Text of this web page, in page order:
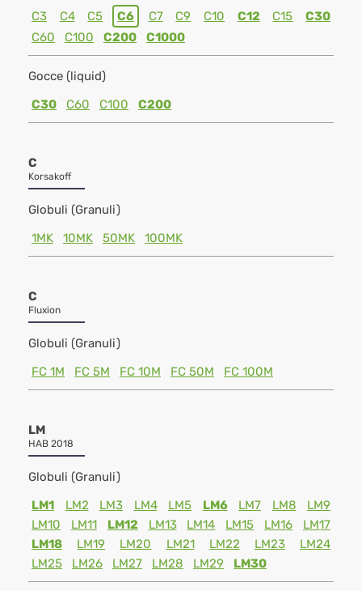
C3 C4 C5 C6 C7 C9 C10 C12 C15
C30
C60
C100 C200 C1000
Gocce (liquid)
C30
C60 C100 C200
C
Korsakoff
Globuli (Granuli)
1MK
10MK 50MK 100MK
C
Fluxion
Globuli (Granuli)
FC 1M
FC 5M FC 10M FC 50M FC 100M
LM
HAB 2018
Globuli (Granuli)
LM1
LM2 LM3 LM4 LM5 LM6 LM7 LM8
LM9
LM10
LM11 LM12 LM13 LM14 LM15 LM16
LM17
LM18
LM19 LM20 LM21 LM22 LM23
LM24
LM25
LM26 LM27 LM28 LM29 LM30